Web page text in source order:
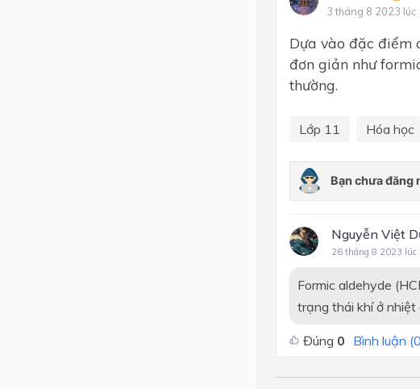
3 tháng 8 2023 lúc
Dựa vào đặc điểm
đơn giản như
thường.
Lớp 11 Hóa học
Nguyễn Việt
26 tháng 8 2023 lúc
Formic aldehyde
trạng thái khí ở nhiệt
Đúng 0 Bình luận (0